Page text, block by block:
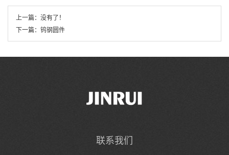
上一篇：没有了！
下一篇： 钨钢圆件
联系我们